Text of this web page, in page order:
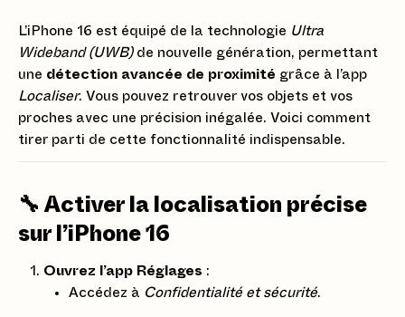
L’iPhone 16 est équipé de la technologie Ultra
Wideband (UWB)de nouvelle génération, permettant
une détection avancée de proximité grâce à l’app
Localiser. Vous pouvez retrouver vos objets et vos
proches avec une précision inégalée. Voici comment
tirer parti de cette fonctionnalité indispensable.
🔧 Activer la localisation précise
sur l’iPhone 16
Ouvrez l’app Réglages :
Accédez à Confidentialité et sécurité.